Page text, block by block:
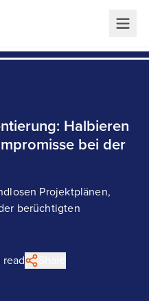
Halbieren
bei der
Projektplänen,
berüchtigten
read